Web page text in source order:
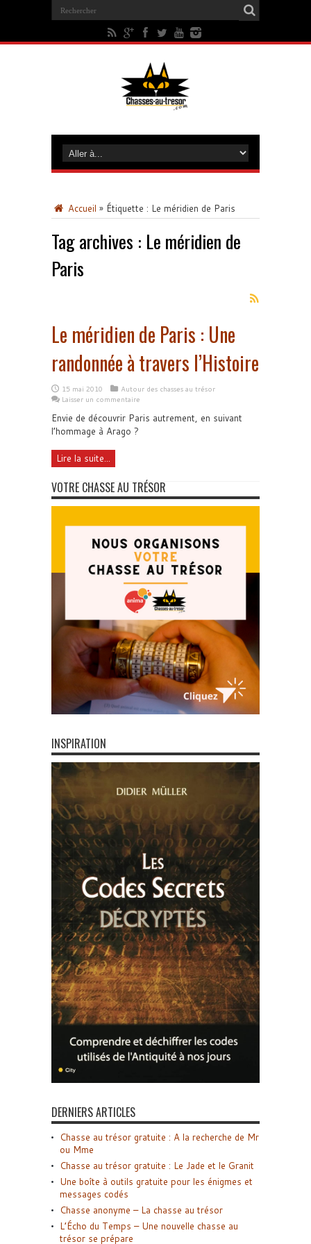
Accueil » Étiquette : Le méridien de Paris
Tag archives : Le méridien de
Paris
Le méridien de Paris : Une
randonnée à travers l’Histoire
15 mai 2010
Autour des chasses au trésor
Laisser un commentaire
Envie de découvrir Paris autrement, en suivant
l’hommage à Arago ?
Lire la suite...
VOTRE CHASSE AU TRÉSOR
INSPIRATION
DERNIERS ARTICLES
Chasse au trésor gratuite : A la recherche de Mr
ou Mme
Chasse au trésor gratuite : Le Jade et le Granit
Une boîte à outils gratuite pour les énigmes et
messages codés
Chasse anonyme – La chasse au trésor
L’Écho du Temps – Une nouvelle chasse au
trésor se prépare